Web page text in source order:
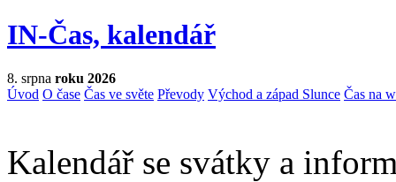
IN-Čas, kalendář
8. srpna roku 2026
Úvod O čase Čas ve světe Převody Východ a západ Slunce Čas na
Kalendář se svátky a